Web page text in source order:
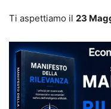
Ti aspettiamo il 23